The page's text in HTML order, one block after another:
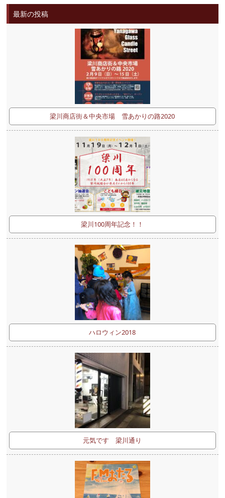
最新の投稿
梁川商店街＆中央市場 雪あかりの路2020
梁川100周年記念！！
ハロウィン2018
元気です 梁川通り